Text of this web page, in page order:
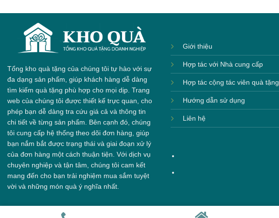
Tổng kho quà tặng của chúng tôi tự hào với sự
đa dạng sản phẩm, giúp khách hàng dễ dàng
tìm kiếm quà tặng phù hợp cho mọi dịp. Trang
web của chúng tôi được thiết kế trực quan, cho
phép bạn dễ dàng tra cứu giá cả và thông tin
chi tiết về từng sản phẩm. Bên cạnh đó, chúng
tôi cung cấp hệ thống theo dõi đơn hàng, giúp
bạn nắm bắt được trạng thái và giai đoạn xử lý
của đơn hàng một cách thuận tiện. Với dịch vụ
chuyên nghiệp và tận tâm, chúng tôi cam kết
mang đến cho bạn trải nghiệm mua sắm tuyệt
vời và những món quà ý nghĩa nhất.
Giới thiệu
Hợp tác với Nhà cung cấp
Hợp tác cộng tác viên quà tặng
Hướng dẫn sử dụng
Liên hệ